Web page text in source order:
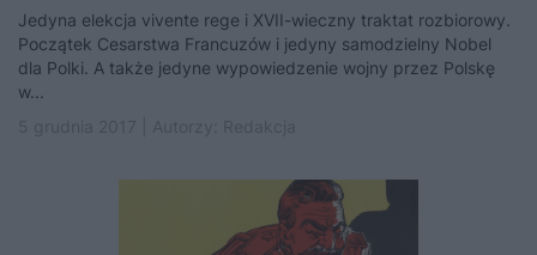
Jedyna elekcja vivente rege i XVII-wieczny traktat rozbiorowy.
Początek Cesarstwa Francuzów i jedyny samodzielny Nobel
dla Polki. A także jedyne wypowiedzenie wojny przez Polskę
w...